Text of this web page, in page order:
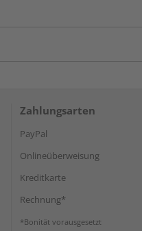
Zahlungsarten
PayPal
Onlineüberweisung
Kreditkarte
Rechnung*
*Bonität vorausgesetzt